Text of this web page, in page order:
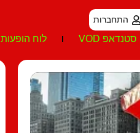
התחברות
סטנדאפ VOD לוח הופעות